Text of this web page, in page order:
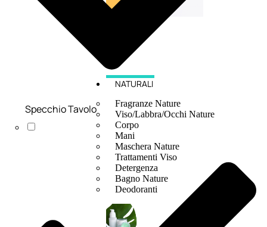
NATURALI
Fragranze Nature
Viso/Labbra/Occhi Nature
Corpo
Mani
Maschera Nature
Trattamenti Viso
Detergenza
Bagno Nature
Deodoranti
Specchio Tavolo